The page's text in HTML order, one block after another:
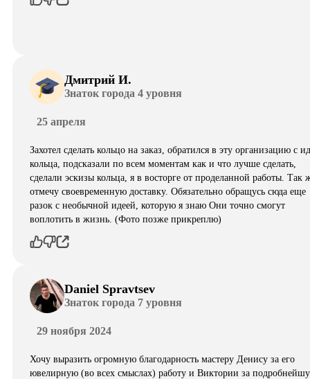
Дмитрий И.
Знаток города 4 уровня
25 апреля
Захотел сделать кольцо на заказ, обратился в эту организацию с
кольца, подсказали по всем моментам как и что лучше сделать,
сделали эскизы кольца, я в восторге от проделанной работы. Так
отмечу своевременную доставку. Обязательно обращусь сюда еще
разок с необычной идеей, которую я знаю Они точно смогут
воплотить в жизнь. (Фото позже прикреплю)
Daniel Spravtsev
Знаток города 7 уровня
29 ноября 2024
Хочу выразить огромную благодарность мастеру Денису за его
ювелирную (во всех смыслах) работу и Виктории за